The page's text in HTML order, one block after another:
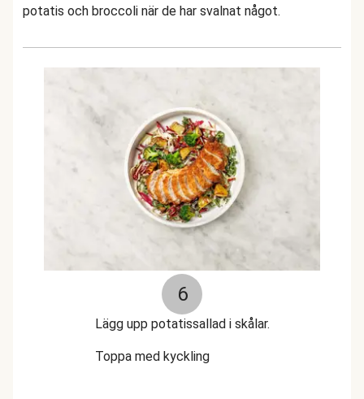
potatis och broccoli när de har svalnat något.
6
Lägg upp potatissallad i skålar.
Toppa med kyckling